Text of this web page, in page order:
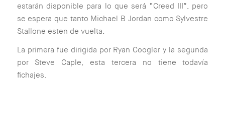
estarán disponible para lo que será “Creed III”, pero
se espera que tanto Michael B Jordan como Sylvestre
Stallone esten de vuelta.
La primera fue dirigida por Ryan Coogler y la segunda
por Steve Caple, esta tercera no tiene todavía
fichajes.